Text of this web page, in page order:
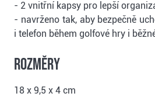
- 2 vnitřní kapsy pro lepší
- navrženo tak, aby bezpečně
i telefon během golfové hry i
Rozměry
18 x 9,5 x 4 cm